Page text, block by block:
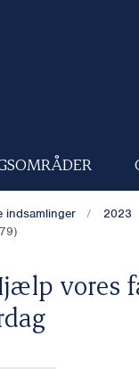
indsamlinger
2023
vores